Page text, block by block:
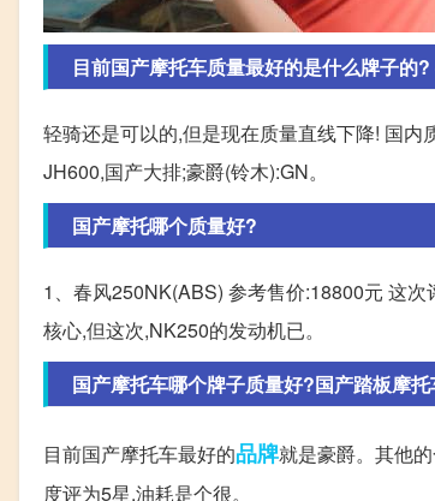
目前国产摩托车质量最好的是什么牌子的
轻骑还是可以的,但是现在质量直线下降! 国
JH600,国产大排;豪爵(铃木):GN。
国产摩托哪个质量好?
1、春风250NK(ABS) 参考售价:18800元 这
核心,但这次,NK250的发动机已。
国产摩托车哪个牌子质量好?国产踏板摩
目前国产摩托车最好的品牌就是豪爵。其他
度评为5星,油耗是个很。